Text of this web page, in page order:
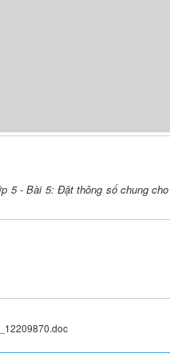
5 - Bài 5: Đặt thông số chung
(TIẾT 1)